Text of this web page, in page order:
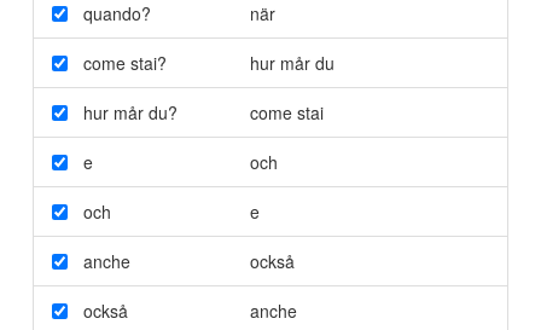
quando? när
come stai? hur mår du
hur mår du? come stai
e och
och e
anche också
också anche